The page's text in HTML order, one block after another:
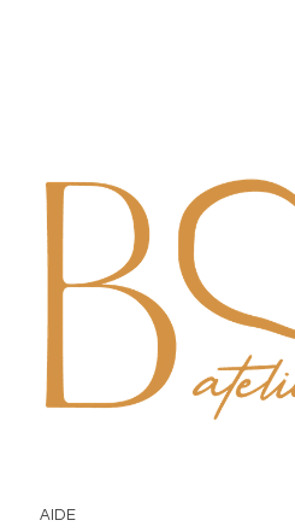
AIDE